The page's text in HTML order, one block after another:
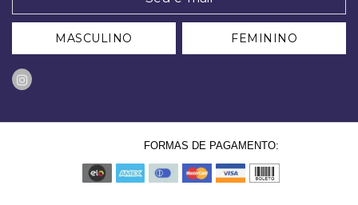
MASCULINO FEMININO
FORMAS DE PAGAMENTO: